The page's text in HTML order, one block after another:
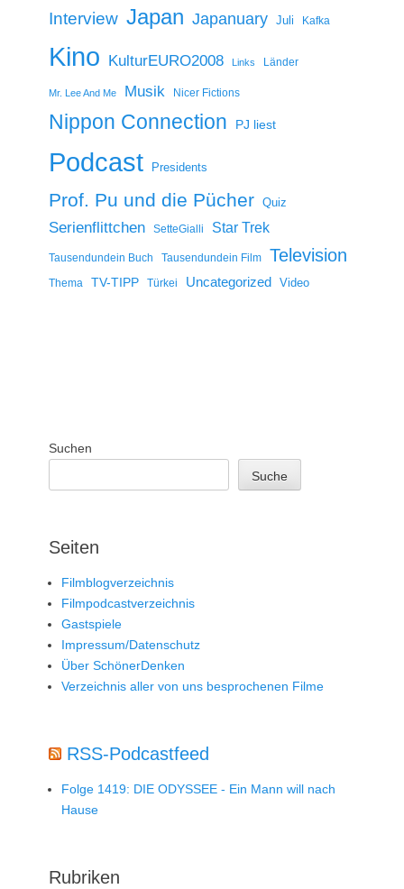
Interview Japan Japanuary Juli Kafka
Kino KulturEURO2008 Links Länder
Mr. Lee And Me Musik Nicer Fictions
Nippon Connection PJ liest
Podcast Presidents
Prof. Pu und die Pücher Quiz
Serienflittchen SetteGialli Star Trek
Tausendundein Buch Tausendundein Film Television
Thema TV-TIPP Türkei Uncategorized Video
Suchen
Suche
Seiten
Filmblogverzeichnis
Filmpodcastverzeichnis
Gastspiele
Impressum/Datenschutz
Über SchönerDenken
Verzeichnis aller von uns besprochenen Filme
RSS-Podcastfeed
Folge 1419: DIE ODYSSEE - Ein Mann will nach
Hause
Rubriken